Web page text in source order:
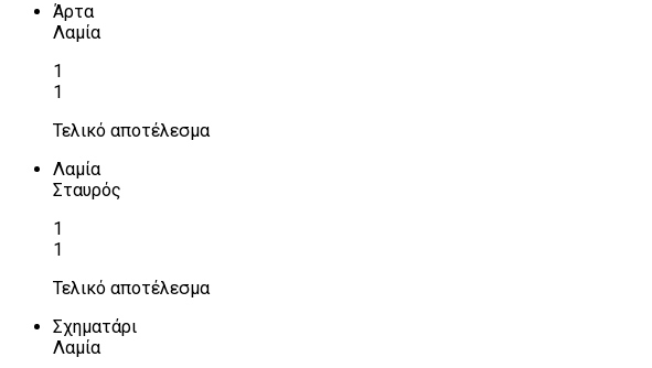
Άρτα
Λαμία
1
1
Τελικό αποτέλεσμα
Λαμία
Σταυρός
1
1
Τελικό αποτέλεσμα
Σχηματάρι
Λαμία